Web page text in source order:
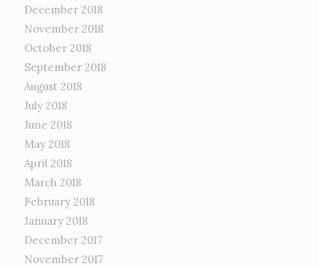
December 2018
November 2018
October 2018
September 2018
August 2018
July 2018
June 2018
May 2018
April 2018
March 2018
February 2018
January 2018
December 2017
November 2017